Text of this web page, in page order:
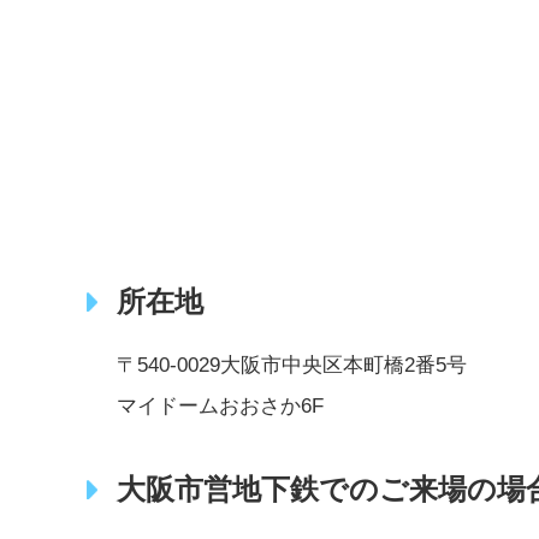
所在地
〒540-0029大阪市中央区本町橋2番5号
マイドームおおさか6F
大阪市営地下鉄でのご来場の場